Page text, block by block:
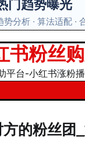
书粉丝
平台-小红书涨粉
的粉丝团